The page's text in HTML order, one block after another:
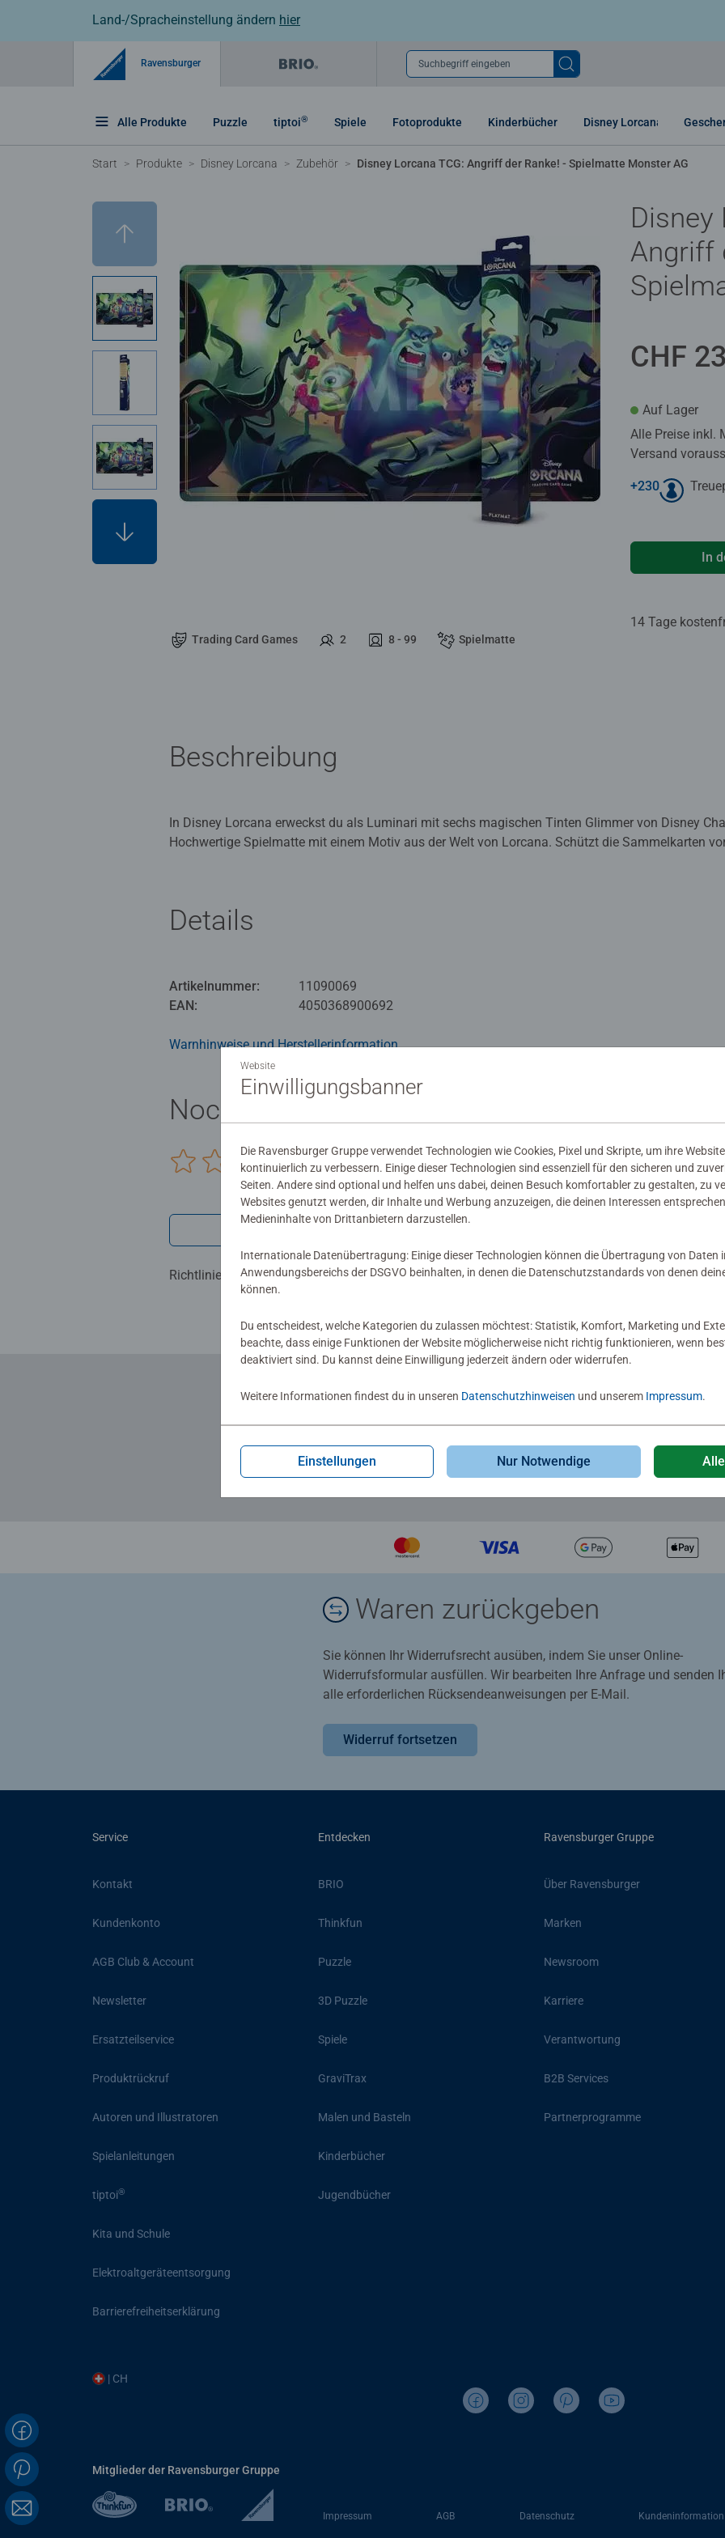
Land-/Spracheinstellung ändern hier
Ravensburger Suchbegriff eingeben
Alle Produkte Puzzle tiptoi® Spiele Fotoprodukte Kinderbücher Disney Lorcana
Start Produkte Disney Lorcana Zubehör Disney Lorcana TCG: Angriff der Ranke! - Spielmatte Monster AG
Trading Card Games 2 8 - 99 Spielmatte
Disney
Angriff
CHF
Auf Lager
Alle Preise inkl.
Versand
+230
In
14 Tage
Beschreibung
In Disney Lorcana erweckst du als Luminari mit sechs magischen Tinten Glimmer von Disney
Hochwertige Spielmatte mit einem Motiv aus der Welt von Lorcana. Schützt die Sammelkarten
einer völlig neuen Welt im Original und auf neu gestaltete Weise zeigt.
Details
Artikelnummer:
11090069
EAN:
4050368900692
Warnhinweise und Herstellerinformation
Noch keine Bewertungen abgegeben
0/0
Richtlinien für Bewertungen
Zum Newsletter anmelden
... und 5 € Gutschein sichern!
Waren zurückgeben
Sie können Ihr Widerrufsrecht ausüben, indem Sie unser Online-
Widerrufsformular ausfüllen. Wir bearbeiten Ihre Anfrage und senden
alle erforderlichen Rücksendeanweisungen per E-Mail.
Widerruf fortsetzen
Service
Kontakt
Kundenkonto
AGB Club & Account
Newsletter
Ersatzteilservice
Produktrückruf
Autoren und Illustratoren
Spielanleitungen
tiptoi®
Kita und Schule
Elektroaltgeräteentsorgung
Barrierefreiheitserklärung
Entdecken
BRIO
Thinkfun
Puzzle
3D Puzzle
Spiele
GraviTrax
Malen und Basteln
Kinderbücher
Jugendbücher
Ravensburger Gruppe
Über Ravensburger
Marken
Newsroom
Karriere
Verantwortung
B2B Services
Partnerprogramme
| CH
Mitglieder der Ravensburger Gruppe
Impressum AGB Datenschutz Kundeninformation
Website
Einwilligungsbanner
Die Ravensburger Gruppe verwendet Technologien wie Cookies, Pixel und Skripte, um ihre
kontinuierlich zu verbessern. Einige dieser Technologien sind essenziell für den sicheren und
Seiten. Andere sind optional und helfen uns dabei, deinen Besuch komfortabler zu gestalten, zu
Websites genutzt werden, dir Inhalte und Werbung anzuzeigen, die deinen Interessen
Medieninhalte von Drittanbietern darzustellen.
Internationale Datenübertragung: Einige dieser Technologien können die Übertragung von Daten
Anwendungsbereichs der DSGVO beinhalten, in denen die Datenschutzstandards von denen
können.
Du entscheidest, welche Kategorien du zulassen möchtest: Statistik, Komfort, Marketing und
beachte, dass einige Funktionen der Website möglicherweise nicht richtig funktionieren, wenn
deaktiviert sind. Du kannst deine Einwilligung jederzeit ändern oder widerrufen.
Weitere Informationen findest du in unseren Datenschutzhinweisen und unserem Impressum.
Einstellungen Nur Notwendige